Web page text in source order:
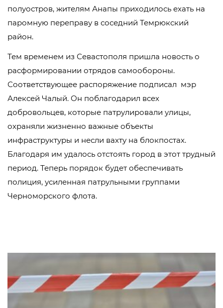
полуостров, жителям Анапы приходилось ехать на
паромную переправу в соседний Темрюкский
район.
Тем временем из Севастополя пришла новость о
расформировании отрядов самообороны.
Соответствующее распоряжение подписал мэр
Алексей Чалый. Он поблагодарил всех
добровольцев, которые патрулировали улицы,
охраняли жизненно важные объекты
инфраструктуры и несли вахту на блокпостах.
Благодаря им удалось отстоять город в этот трудный
период. Теперь порядок будет обеспечивать
полиция, усиленная патрульными группами
Черноморского флота.